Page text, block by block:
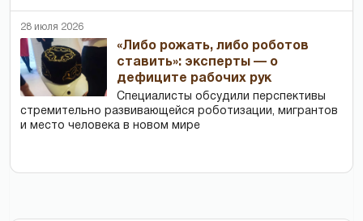
28 июля 2026
«Либо рожать, либо роботов
ставить»: эксперты — о
дефиците рабочих рук
Специалисты обсудили перспективы
стремительно развивающейся роботизации, мигрантов
и место человека в новом мире